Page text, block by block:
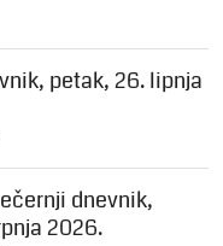
petak, 26. lipnja
dnevnik,
2026.